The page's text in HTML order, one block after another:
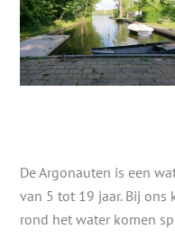
De Argonauten is een
van 5 tot 19 jaar. Bij
rond het water komen